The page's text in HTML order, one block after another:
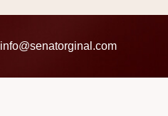
info@senatorginal.com